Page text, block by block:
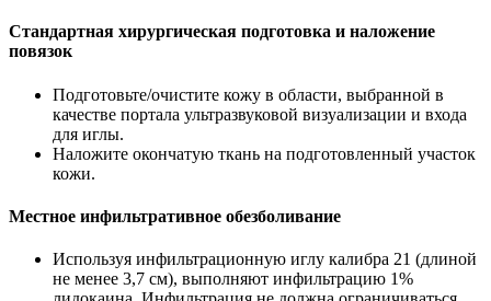
Стандартная хирургическая подготовка и наложение
повязок
Подготовьте/очистите кожу в области, выбранной в
качестве портала ультразвуковой визуализации и входа
для иглы.
Наложите окончатую ткань на подготовленный участок
кожи.
Местное инфильтративное обезболивание
Используя инфильтрационную иглу калибра 21 (длиной
не менее 3,7 см), выполняют инфильтрацию 1%